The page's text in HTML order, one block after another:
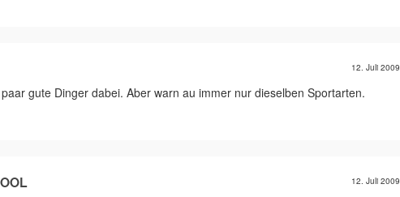
12. Juli 2009
gute Dinger dabei. Aber warn au immer nur dieselben Sportarten.
12. Juli 2009